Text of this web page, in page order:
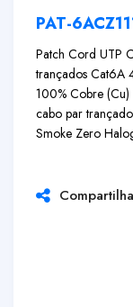
PAT-
Patch Cord UTP
trançados Cat6A
100% Cobre
cabo par
Smoke Zero